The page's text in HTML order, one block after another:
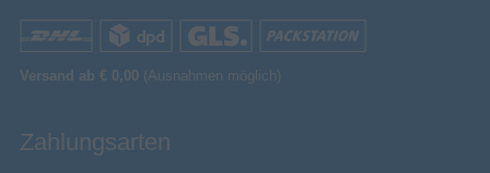
Versand ab € 0,00 (Ausnahmen möglich)
Zahlungsarten